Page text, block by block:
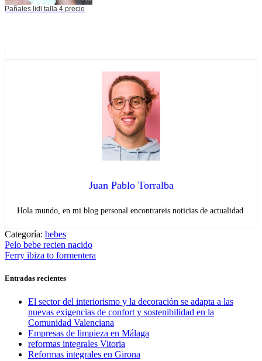
Pañales lidl talla 4 precio
Juan Pablo Torralba
Hola mundo, en mi blog personal encontrareis noticias de actualidad.
Categoría: bebes
Navegación
de
entradas
Entrada
anterior:
Pelo bebe recien nacido
Entrada
Ferry ibiza to formentera
Entradas recientes
El sector del interiorismo y la decoración se adapta a las
nuevas exigencias de confort y sostenibilidad en la
Comunidad Valenciana
Empresas de limpieza en Málaga
reformas integrales Vitoria
Reformas integrales en Girona